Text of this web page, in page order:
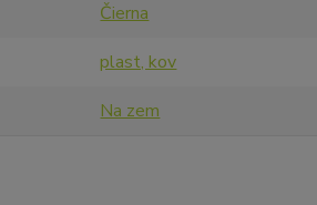
Čierna
plast, kov
Na zem